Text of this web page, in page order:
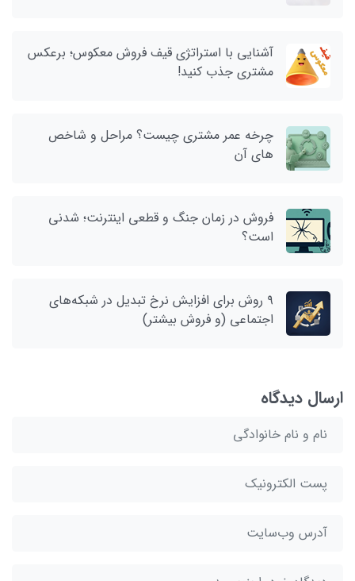
آشنایی با استراتژی قیف فروش معکوس؛ برعکس
مشتری جذب کنید!
چرخه عمر مشتری چیست؟ مراحل و شاخص‌
های آن
فروش در زمان جنگ و قطعی اینترنت؛ شدنی
است؟
۹ روش برای افزایش نرخ تبدیل در شبکه‌های
اجتماعی (و فروش بیشتر)
ارسال دیدگاه